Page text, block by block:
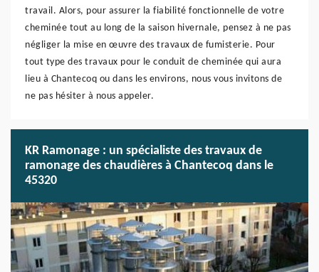
travail. Alors, pour assurer la fiabilité fonctionnelle de votre
cheminée tout au long de la saison hivernale, pensez à ne pas
négliger la mise en œuvre des travaux de fumisterie. Pour
tout type des travaux pour le conduit de cheminée qui aura
lieu à Chantecoq ou dans les environs, nous vous invitons de
ne pas hésiter à nous appeler.
KR Ramonage : un spécialiste des travaux de
ramonage des chaudières à Chantecoq dans le
45320